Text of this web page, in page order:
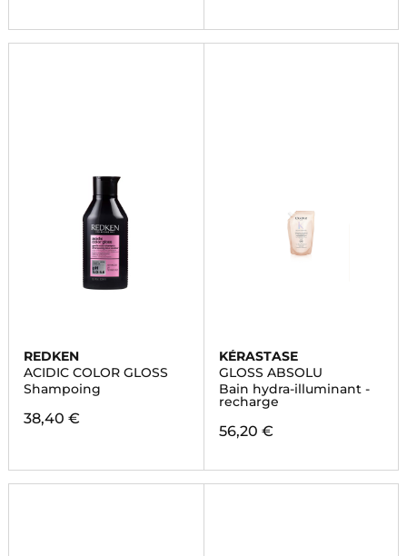
REDKEN
ACIDIC COLOR GLOSS
Shampoing
38,40 €
KÉRASTASE
GLOSS ABSOLU
Bain hydra-illuminant -
recharge
56,20 €